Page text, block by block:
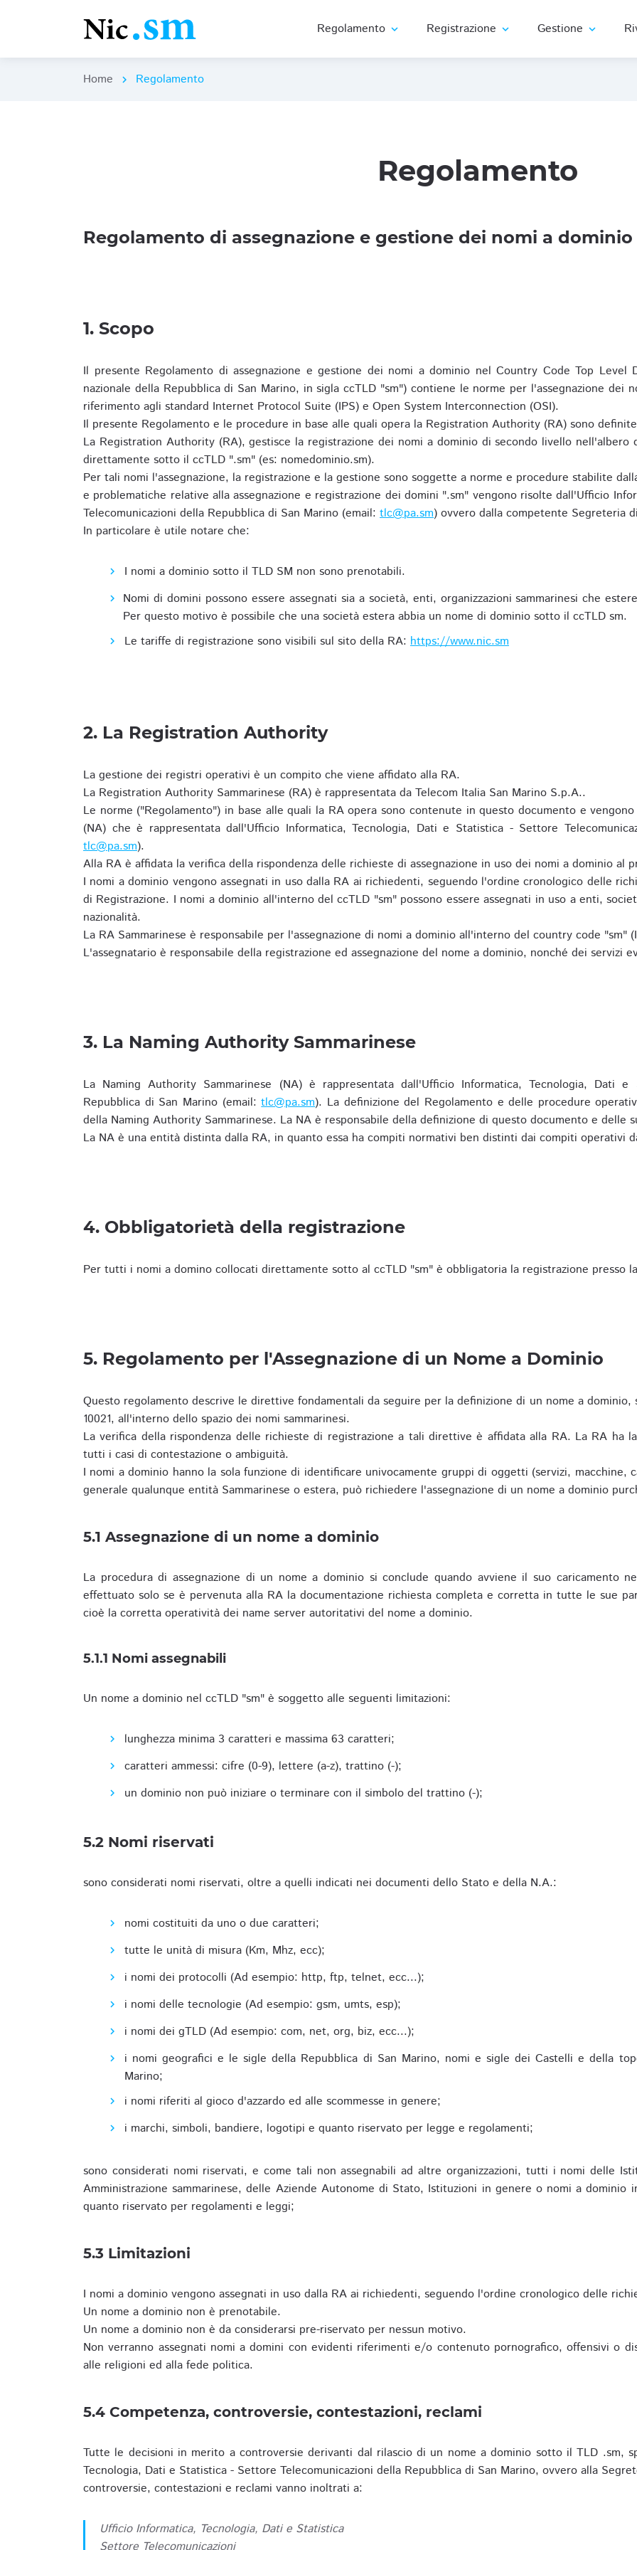
Regolamento expand_more Registrazione expand_more Gestione expand_more
Home chevron_right Regolamento
Regolamento
Regolamento di assegnazione e gestione dei nomi a dominio
1. Scopo
Il presente Regolamento di assegnazione e gestione dei nomi a dominio nel Country Code Top Level
nazionale della Repubblica di San Marino, in sigla ccTLD "sm") contiene le norme per l'assegnazione dei
riferimento agli standard Internet Protocol Suite (IPS) e Open System Interconnection (OSI).
Il presente Regolamento e le procedure in base alle quali opera la Registration Authority (RA) sono
La Registration Authority (RA), gestisce la registrazione dei nomi a dominio di secondo livello nell'albero
direttamente sotto il ccTLD ".sm" (es: nomedominio.sm).
Per tali nomi l'assegnazione, la registrazione e la gestione sono soggette a norme e procedure stabilite
e problematiche relative alla assegnazione e registrazione dei domini ".sm" vengono risolte dall'Ufficio
Telecomunicazioni della Repubblica di San Marino (email: tlc@pa.sm) ovvero dalla competente Segreteria
In particolare è utile notare che:
I nomi a dominio sotto il TLD SM non sono prenotabili.
Nomi di domini possono essere assegnati sia a società, enti, organizzazioni sammarinesi che
Per questo motivo è possibile che una società estera abbia un nome di dominio sotto il ccTLD sm.
Le tariffe di registrazione sono visibili sul sito della RA: https://www.nic.sm
2. La Registration Authority
La gestione dei registri operativi è un compito che viene affidato alla RA.
La Registration Authority Sammarinese (RA) è rappresentata da Telecom Italia San Marino S.p.A..
Le norme ("Regolamento") in base alle quali la RA opera sono contenute in questo documento e
(NA) che è rappresentata dall'Ufficio Informatica, Tecnologia, Dati e Statistica - Settore
tlc@pa.sm).
Alla RA è affidata la verifica della rispondenza delle richieste di assegnazione in uso dei nomi a dominio al
I nomi a dominio vengono assegnati in uso dalla RA ai richiedenti, seguendo l'ordine cronologico delle
di Registrazione. I nomi a dominio all'interno del ccTLD "sm" possono essere assegnati in uso a enti,
nazionalità.
La RA Sammarinese è responsabile per l'assegnazione di nomi a dominio all'interno del country code "sm"
L'assegnatario è responsabile della registrazione ed assegnazione del nome a dominio, nonché dei servizi
3. La Naming Authority Sammarinese
La Naming Authority Sammarinese (NA) è rappresentata dall'Ufficio Informatica, Tecnologia, Dati
Repubblica di San Marino (email:tlc@pa.sm). La definizione del Regolamento e delle procedure
della Naming Authority Sammarinese. La NA è responsabile della definizione di questo documento e delle
La NA è una entità distinta dalla RA, in quanto essa ha compiti normativi ben distinti dai compiti operativi
4. Obbligatorietà della registrazione
Per tutti i nomi a domino collocati direttamente sotto al ccTLD "sm" è obbligatoria la registrazione presso
5. Regolamento per l'Assegnazione di un Nome a Dominio
Questo regolamento descrive le direttive fondamentali da seguire per la definizione di un nome a
10021, all'interno dello spazio dei nomi sammarinesi.
La verifica della rispondenza delle richieste di registrazione a tali direttive è affidata alla RA. La RA ha
tutti i casi di contestazione o ambiguità.
I nomi a dominio hanno la sola funzione di identificare univocamente gruppi di oggetti (servizi, macchine,
generale qualunque entità Sammarinese o estera, può richiedere l'assegnazione di un nome a dominio
5.1 Assegnazione di un nome a dominio
La procedura di assegnazione di un nome a dominio si conclude quando avviene il suo caricamento
effettuato solo se è pervenuta alla RA la documentazione richiesta completa e corretta in tutte le sue
cioè la corretta operatività dei name server autoritativi del nome a dominio.
5.1.1 Nomi assegnabili
Un nome a dominio nel ccTLD "sm" è soggetto alle seguenti limitazioni:
lunghezza minima 3 caratteri e massima 63 caratteri;
caratteri ammessi: cifre (0-9), lettere (a-z), trattino (-);
un dominio non può iniziare o terminare con il simbolo del trattino (-);
5.2 Nomi riservati
sono considerati nomi riservati, oltre a quelli indicati nei documenti dello Stato e della N.A.:
nomi costituiti da uno o due caratteri;
tutte le unità di misura (Km, Mhz, ecc);
i nomi dei protocolli (Ad esempio: http, ftp, telnet, ecc...);
i nomi delle tecnologie (Ad esempio: gsm, umts, esp);
i nomi dei gTLD (Ad esempio: com, net, org, biz, ecc...);
i nomi geografici e le sigle della Repubblica di San Marino, nomi e sigle dei Castelli e della
Marino;
i nomi riferiti al gioco d'azzardo ed alle scommesse in genere;
i marchi, simboli, bandiere, logotipi e quanto riservato per legge e regolamenti;
sono considerati nomi riservati, e come tali non assegnabili ad altre organizzazioni, tutti i nomi delle
Amministrazione sammarinese, delle Aziende Autonome di Stato, Istituzioni in genere o nomi a dominio
quanto riservato per regolamenti e leggi;
5.3 Limitazioni
I nomi a dominio vengono assegnati in uso dalla RA ai richiedenti, seguendo l'ordine cronologico delle
Un nome a dominio non è prenotabile.
Un nome a dominio non è da considerarsi pre-riservato per nessun motivo.
Non verranno assegnati nomi a domini con evidenti riferimenti e/o contenuto pornografico, offensivi o
alle religioni ed alla fede politica.
5.4 Competenza, controversie, contestazioni, reclami
Tutte le decisioni in merito a controversie derivanti dal rilascio di un nome a dominio sotto il TLD .sm,
Tecnologia, Dati e Statistica - Settore Telecomunicazioni della Repubblica di San Marino, ovvero alla
controversie, contestazioni e reclami vanno inoltrati a:
Ufficio Informatica, Tecnologia, Dati e Statistica